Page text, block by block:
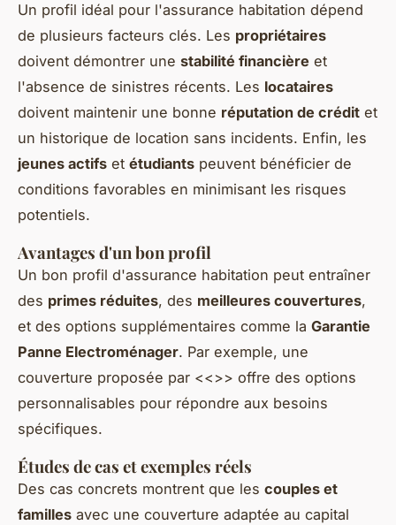
Un profil idéal pour l'assurance habitation dépend
de plusieurs facteurs clés. Les propriétaires
doivent démontrer une stabilité financière et
l'absence de sinistres récents. Les locataires
doivent maintenir une bonne réputation de crédit et
un historique de location sans incidents. Enfin, les
jeunes actifs et étudiants peuvent bénéficier de
conditions favorables en minimisant les risques
potentiels.
Avantages d'un bon profil
Un bon profil d'assurance habitation peut entraîner
des primes réduites, des meilleures couvertures,
et des options supplémentaires comme la Garantie
Panne Electroménager. Par exemple, une
couverture proposée par << >> offre des options
personnalisables pour répondre aux besoins
spécifiques.
Études de cas et exemples réels
Des cas concrets montrent que les couples et
familles avec une couverture adaptée au capital